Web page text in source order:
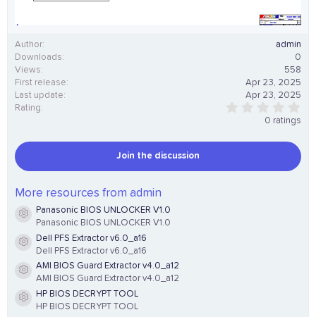
Author
admin
Downloads
0
Views
558
First release
Apr 23, 2025
Last update
Apr 23, 2025
Rating
t
0 ratings
Join the discussion
More resources from admin
Resource icon
Panasonic BIOS UNLOCKER V1.0
Panasonic BIOS UNLOCKER V1.0
Resource icon
Dell PFS Extractor v6.0_a16
Dell PFS Extractor v6.0_a16
Resource icon
AMI BIOS Guard Extractor v4.0_a12
AMI BIOS Guard Extractor v4.0_a12
Resource icon
HP BIOS DECRYPT TOOL
HP BIOS DECRYPT TOOL